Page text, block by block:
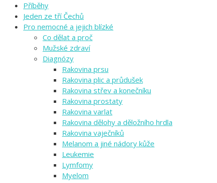
Příběhy
Jeden ze tří Čechů
Pro nemocné a jejich blízké
Co dělat a proč
Mužské zdraví
Diagnózy
Rakovina prsu
Rakovina plic a průdušek
Rakovina střev a konečníku
Rakovina prostaty
Rakovina varlat
Rakovina dělohy a děložního hrdla
Rakovina vaječníků
Melanom a jiné nádory kůže
Leukemie
Lymfomy
Myelom